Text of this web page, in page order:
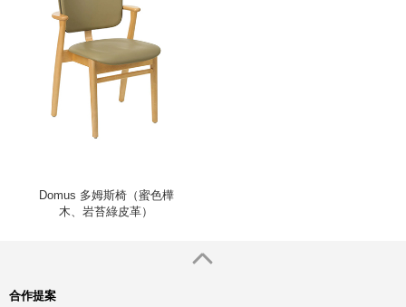
Domus 多姆斯椅（蜜色樺
木、岩苔綠皮革）
合作提案